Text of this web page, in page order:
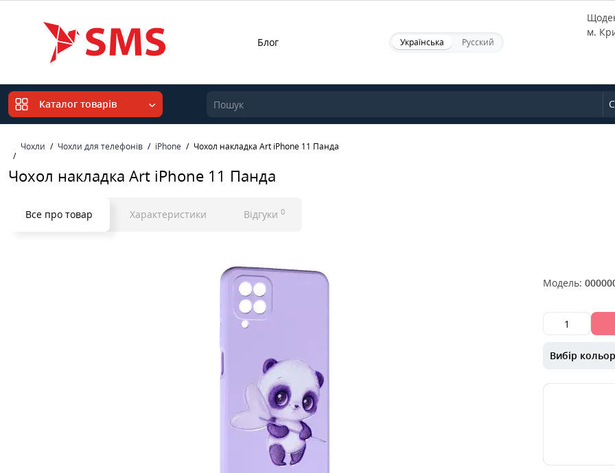
Блог Українська Русский
м.
Каталог товарів
Чохли Чохли для телефонів iPhone Чохол накладка Art iPhone 11 Панда
Чохол накладка Art iPhone 11 Панда
Все про товар Характеристики Відгуки 0
Модель:
Вибір